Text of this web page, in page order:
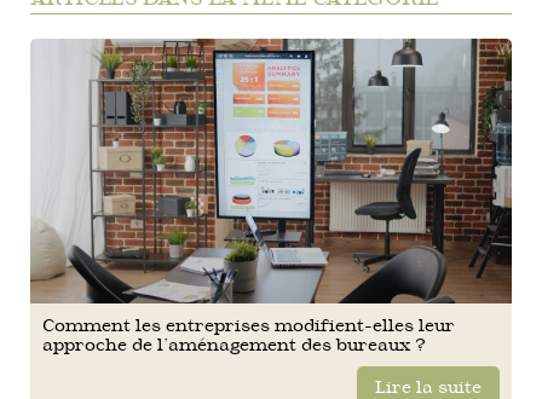
Comment les entreprises modifient-elles leur
approche de l’aménagement des bureaux ?
Lire la suite